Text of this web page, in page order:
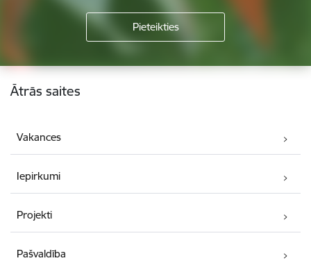
Kājene
Ātrās saites
Vakances
Iepirkumi
Projekti
Pašvaldība